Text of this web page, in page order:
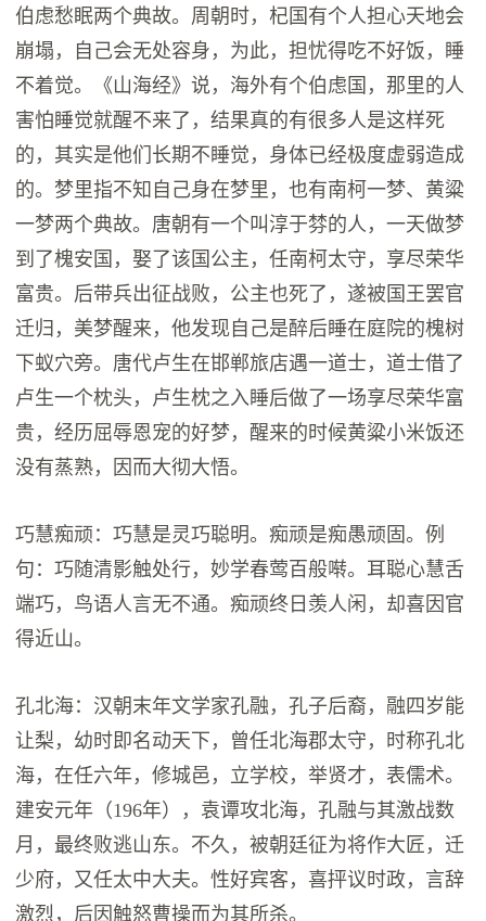
伯虑愁眠两个典故。周朝时，杞国有个人担心天地会
崩塌，自己会无处容身，为此，担忧得吃不好饭，睡
不着觉。《山海经》说，海外有个伯虑国，那里的人
害怕睡觉就醒不来了，结果真的有很多人是这样死
的，其实是他们长期不睡觉，身体已经极度虚弱造成
的。梦里指不知自己身在梦里，也有南柯一梦、黄粱
一梦两个典故。唐朝有一个叫淳于棼的人，一天做梦
到了槐安国，娶了该国公主，任南柯太守，享尽荣华
富贵。后带兵出征战败，公主也死了，遂被国王罢官
迁归，美梦醒来，他发现自己是醉后睡在庭院的槐树
下蚁穴旁。唐代卢生在邯郸旅店遇一道士，道士借了
卢生一个枕头，卢生枕之入睡后做了一场享尽荣华富
贵，经历屈辱恩宠的好梦，醒来的时候黄粱小米饭还
没有蒸熟，因而大彻大悟。
巧慧痴顽：巧慧是灵巧聪明。痴顽是痴愚顽固。例
句：巧随清影触处行，妙学春莺百般啭。耳聪心慧舌
端巧，鸟语人言无不通。痴顽终日羡人闲，却喜因官
得近山。
孔北海：汉朝末年文学家孔融，孔子后裔，融四岁能
让梨，幼时即名动天下，曾任北海郡太守，时称孔北
海，在任六年，修城邑，立学校，举贤才，表儒术。
建安元年（196年），袁谭攻北海，孔融与其激战数
月，最终败逃山东。不久，被朝廷征为将作大匠，迁
少府，又任太中大夫。性好宾客，喜抨议时政，言辞
激烈，后因触怒曹操而为其所杀。